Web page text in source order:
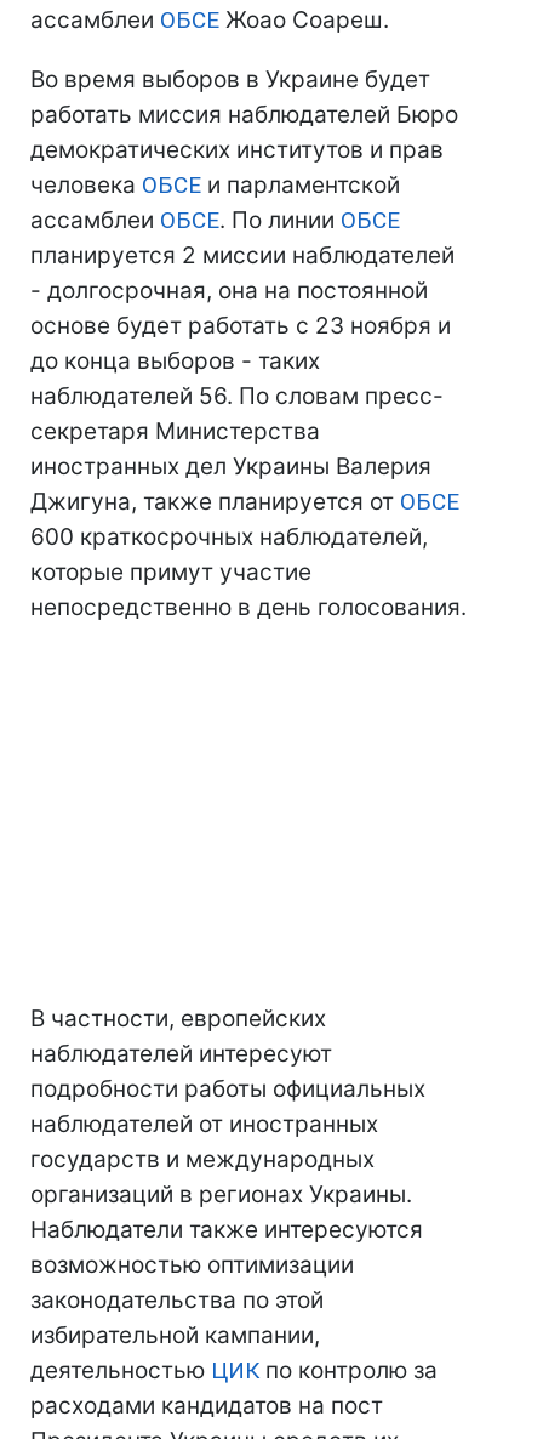
ассамблеи ОБСЕ Жоао Соареш.
Во время выборов в Украине будет
работать миссия наблюдателей Бюро
демократических институтов и прав
человека ОБСЕ и парламентской
ассамблеи ОБСЕ. По линии ОБСЕ
планируется 2 миссии наблюдателей
- долгосрочная, она на постоянной
основе будет работать с 23 ноября и
до конца выборов - таких
наблюдателей 56. По словам пресс-
секретаря Министерства
иностранных дел Украины Валерия
Джигуна, также планируется от ОБСЕ
600 краткосрочных наблюдателей,
которые примут участие
непосредственно в день голосования.
В частности, европейских
наблюдателей интересуют
подробности работы официальных
наблюдателей от иностранных
государств и международных
организаций в регионах Украины.
Наблюдатели также интересуются
возможностью оптимизации
законодательства по этой
избирательной кампании,
деятельностью ЦИКпо контролю за
расходами кандидатов на пост